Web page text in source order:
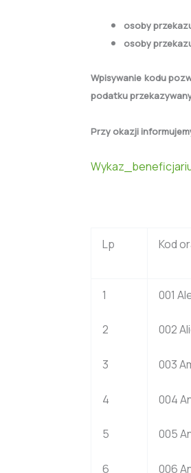
osoby
osoby
Wpisywanie kodu
podatku
Przy okazji
Lp Kod
1
2
3
4
5
6
001
002
003
004
005
006